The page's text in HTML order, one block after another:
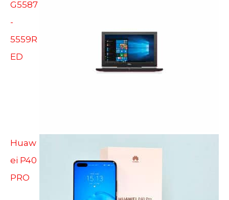
G5587
-
5559R
ED
Huaw
ei P40
PRO